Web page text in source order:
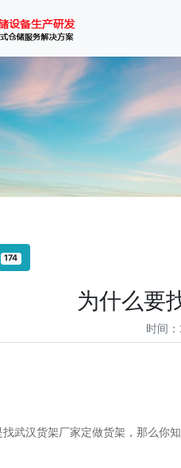
174
为什么要
时间
武汉货架厂家定做货架，那么你